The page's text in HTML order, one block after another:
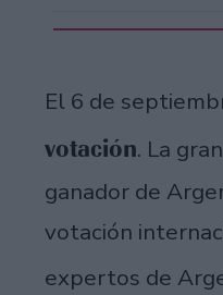
El 6 de
votación. La
ganador de
votación
expertos de